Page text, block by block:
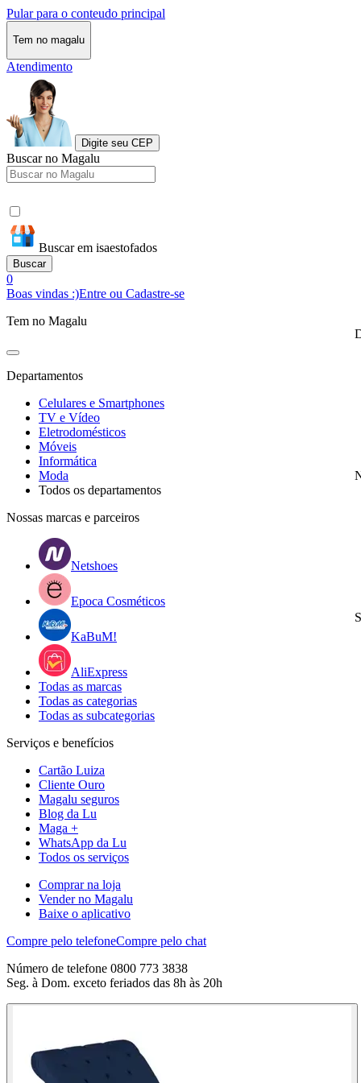
Pular para o conteudo principal
Tem no magalu
Atendimento
Digite seu CEP
Buscar no Magalu
Buscar em isaestofados
Buscar
0
Boas vindas :)Entre ou Cadastre-se
Tem no Magalu
Departamentos
Celulares e Smartphones
TV e Vídeo
Eletrodomésticos
Móveis
Informática
Moda
Todos os departamentos
Nossas marcas e parceiros
Netshoes
Epoca Cosméticos
KaBuM!
AliExpress
Todas as marcas
Todas as categorias
Todas as subcategorias
Serviços e benefícios
Cartão Luiza
Cliente Ouro
Magalu seguros
Blog da Lu
Maga +
WhatsApp da Lu
Todos os serviços
Comprar na loja
Vender no Magalu
Baixe o aplicativo
Compre pelo telefoneCompre pelo chat
Número de telefone 0800 773 3838
Seg. à Dom. exceto feriados das 8h às 20h